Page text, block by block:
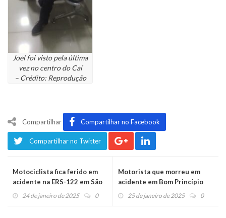
Joel foi visto pela última
vez no centro do Caí
– Crédito: Reprodução
Compartilhar Compartilhar no Facebook
Compartilhar no Twitter
Motociclista fica ferido em
acidente na ERS-122 em São
Sebastião do Caí
24 de janeiro de 2025 0
Motorista que morreu em
acidente em Bom Princípio
será sepultado em Caxias do
25 de janeiro de 2025 0